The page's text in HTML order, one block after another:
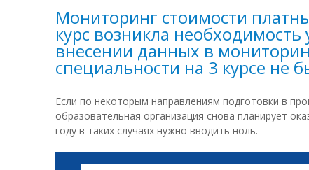
Мониторинг стоимости
курс возникла
внесении данных в
специальности на 3 курсе не
Если по некоторым направлениям подготовки в
образовательная организация снова планирует
году в таких случаях нужно вводить ноль.